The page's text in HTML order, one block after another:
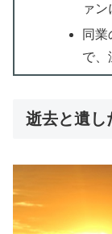
ァン
同業
で、
逝去と遺し